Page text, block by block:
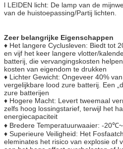
l LEIDEN licht: De lamp van de
van de huistoepassing/Partij lichten.
Zeer belangrijke Eigenschappen
♦ Het langere Cyclusleven: Biedt tot
en vijf het keer langere vlotter/
batterij, die vervangingskosten
kosten van eigendom te drukken
♦ Lichter Gewicht: Ongeveer 40%
vergelijkbare lood zure batterij. Een
zure batterijen
♦ Hogere Macht: Levert tweemaal
zelfs hoog lossingstarief, terwijl het
energiecapaciteit
♦ Bredere Temperatuurwaaier: -
♦ Superieure Veiligheid: Het
eleminates het risico van explosie of